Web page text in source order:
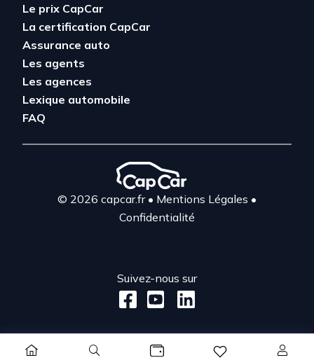
Le prix CapCar
La certification CapCar
Assurance auto
Les agents
Les agences
Lexique automobile
FAQ
© 2026 capcar.fr• Mentions Légales •
Confidentialité
Suivez-nous sur